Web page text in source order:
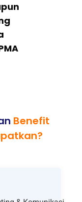
Benefit